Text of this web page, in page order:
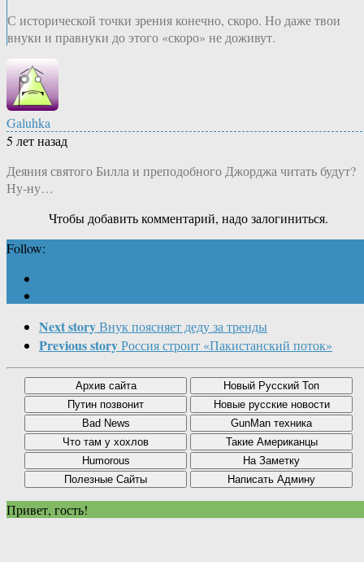
С исторической точки зрения конечно, скоро. Но даже твои
внуки и правнуки до этого «скоро» не доживут.
Galuhka
5 лет назад
Деяния святого Билла и преподобного Джорджа читать будут?
Ну-ну…
Чтобы добавить комментарий, надо залогиниться.
Follow:
Next storyВнук поясняет деду за тренды
Previous storyРоссия строит «Пакистанский поток»
Привет, гость!